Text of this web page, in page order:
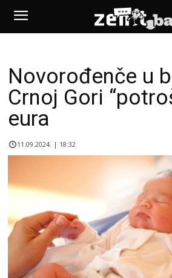
Novorođenče u
Crnoj Gori
eura
11.09.2024. | 18:32